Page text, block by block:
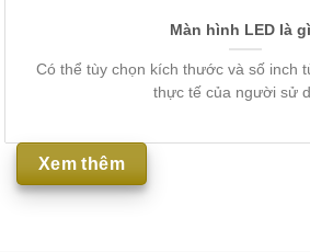
Màn hình LED là
Có thể tùy chọn kích thước và số inch
thực tế của người sử
Xem thêm